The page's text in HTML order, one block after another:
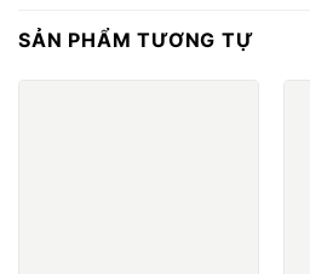
SẢN PHẨM TƯƠNG TỰ